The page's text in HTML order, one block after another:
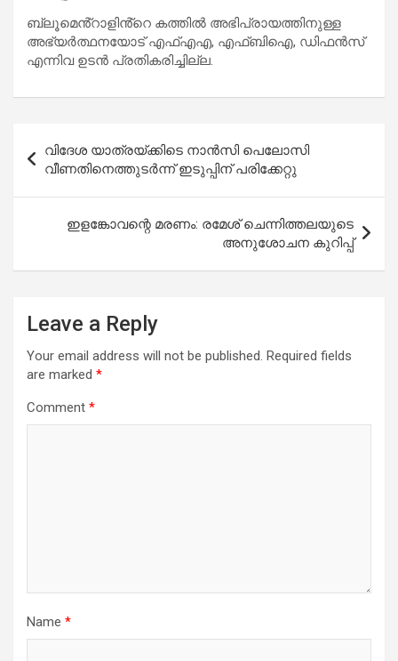
ബ്ലൂമെൻ്റാളിൻ്റെ കത്തിൽ അഭിപ്രായത്തിനുള്ള
അഭ്യർത്ഥനയോട് എഫ്എഎ, എഫ്ബിഐ, ഡിഫൻസ്
എന്നിവ ഉടൻ പ്രതികരിച്ചില്ല.
navigation
വിദേശ യാത്രയ്ക്കിടെ നാൻസി പെലോസി
വീണതിനെത്തുടർന്ന് ഇടുപ്പിന് പരിക്കേറ്റു
ഇളങ്കോവന്റെ മരണം: രമേശ് ചെന്നിത്തലയുടെ
അനുശോചന കുറിപ്പ്
Leave a Reply
Your email address will not be published. Required fields
are marked *
Comment *
Name *